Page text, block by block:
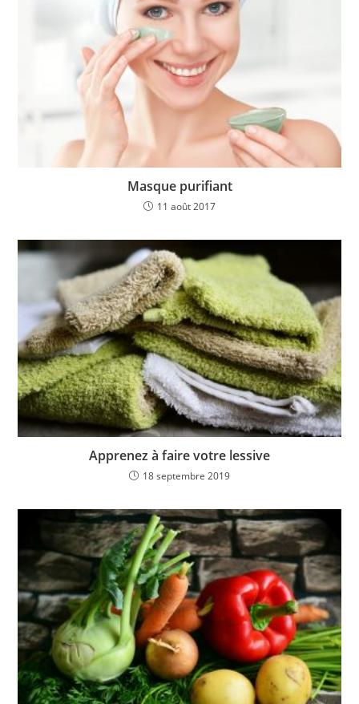
Masque purifiant
11 août 2017
Apprenez à faire votre lessive
18 septembre 2019